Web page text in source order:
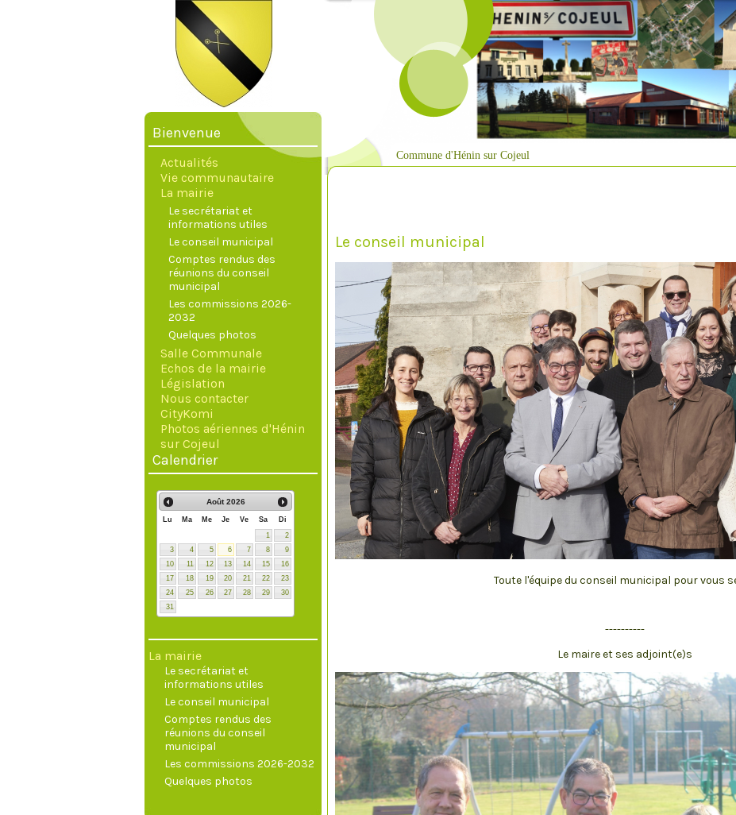
Commune d'Hénin sur Cojeul
Bienvenue
Actualités
Vie communautaire
La mairie
Le secrétariat et
informations utiles
Le conseil municipal
Comptes rendus des
réunions du conseil
municipal
Les commissions 2026-
2032
Quelques photos
Salle Communale
Echos de la mairie
Législation
Nous contacter
CityKomi
Photos aériennes d'Hénin
sur Cojeul
Calendrier
Août 2026
Lu Ma Me Je Ve Sa
Di
1
2
3
4 5 6 7 8
9
10
11 12 13 14 15
16
17
18 19 20 21 22
23
24
25 26 27 28 29
30
31
La mairie
Le secrétariat et
informations utiles
Le conseil municipal
Comptes rendus des
réunions du conseil
municipal
Les commissions 2026-2032
Quelques photos
Le conseil municipal
Toute l'équipe du conseil municipal pour vous
----------
Le maire et ses adjoint(e)s